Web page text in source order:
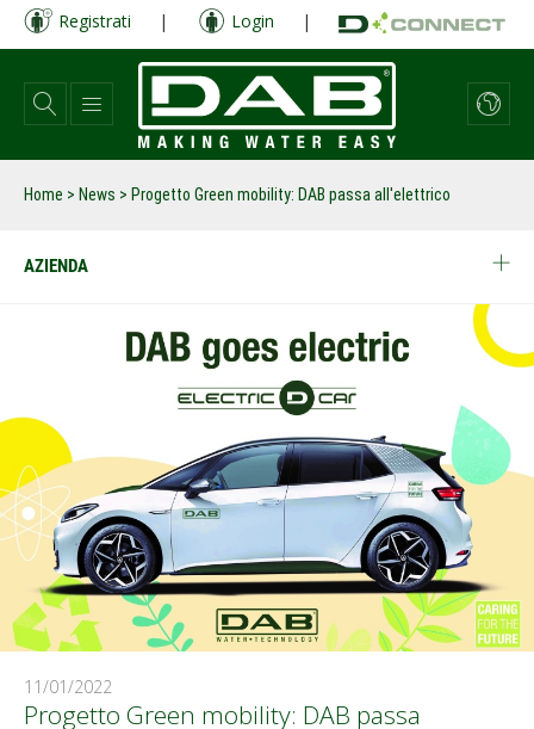
Salta
contenuto
principale
Registrati | Login |
Home > News > Progetto Green mobility: DAB passa all'elettrico
AZIENDA
11/01/2022
Progetto Green mobility: DAB passa